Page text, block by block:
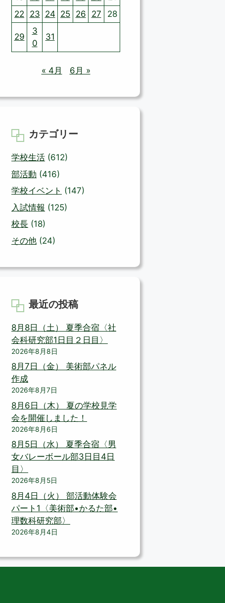
22
23 24 25 26 27 28
29
3
0
31
« 4月 6月 »
カテゴリー
学校生活 (612)
部活動 (416)
学校イベント (147)
入試情報 (125)
校長 (18)
その他 (24)
最近の投稿
8月8日（土） 夏季合宿〈社
会科研究部1日目２日目〉
2026年8月8日
8月7日（金） 美術部パネル
作成
2026年8月7日
8月6日（木） 夏の学校見学
会を開催しました！
2026年8月6日
8月5日（水） 夏季合宿〈男
女バレーボール部3日目4日
目〉
2026年8月5日
8月4日（火） 部活動体験会
パート1〈美術部•かるた部•
理数科研究部〉
2026年8月4日